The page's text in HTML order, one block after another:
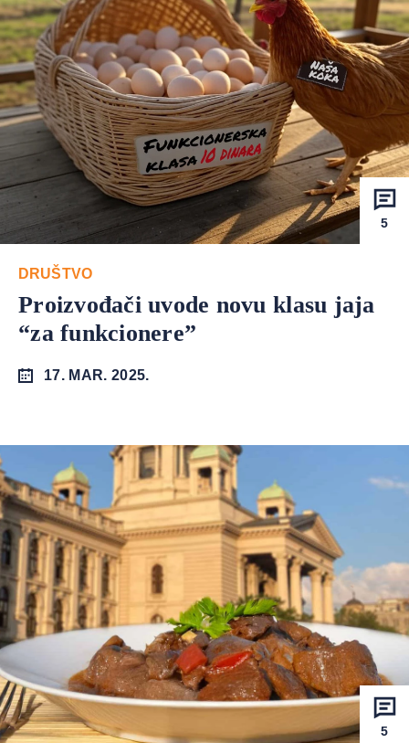
5
DRUŠTVO
Proizvođači uvode novu klasu jaja
“za funkcionere”
17. MAR. 2025.
5